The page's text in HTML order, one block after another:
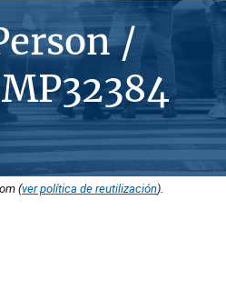
/
(ver política de reutilización).